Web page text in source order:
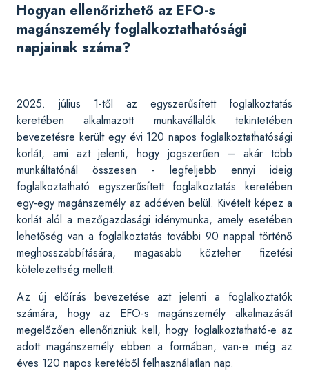
Hogyan ellenőrizhető az EFO-s
magánszemély foglalkoztathatósági
napjainak száma?
2025. július 1-től az egyszerűsített foglalkoztatás
keretében alkalmazott munkavállalók tekintetében
bevezetésre került egy évi 120 napos foglalkoztathatósági
korlát, ami azt jelenti, hogy jogszerűen – akár több
munkáltatónál összesen - legfeljebb ennyi ideig
foglalkoztatható egyszerűsített foglalkoztatás keretében
egy-egy magánszemély az adóéven belül. Kivételt képez a
korlát alól a mezőgazdasági idénymunka, amely esetében
lehetőség van a foglalkoztatás további 90 nappal történő
meghosszabbítására, magasabb közteher fizetési
kötelezettség mellett.
Az új előírás bevezetése azt jelenti a foglalkoztatók
számára, hogy az EFO-s magánszemély alkalmazását
megelőzően ellenőrizniük kell, hogy foglalkoztatható-e az
adott magánszemély ebben a formában, van-e még az
éves 120 napos keretéből felhasználatlan nap.